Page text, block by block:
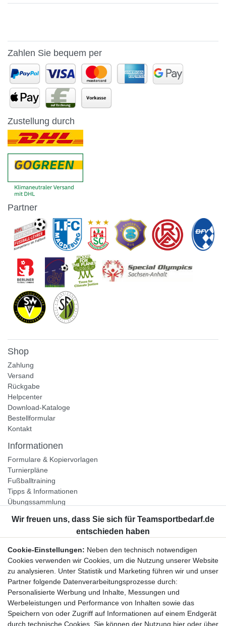
Zahlen Sie bequem per
Zustellung durch
Partner
Shop
Zahlung
Versand
Rückgabe
Helpcenter
Download-Kataloge
Bestellformular
Kontakt
Informationen
Formulare & Kopiervorlagen
Turnierpläne
Fußballtraining
Tipps & Informationen
Übungssammlung
Unternehmen
Widerrufsrecht
Bestellung widerrufen
Datenschutzerklärung
AGB
Impressum
Cookie-Einstellungen: Neben den technisch notwendigen
Cookies verwenden wir Cookies, um die Nutzung unserer Website
zu analysieren. Unter Statistik und Marketing führen wir und unser
Partner folgende Datenverarbeitungsprozesse durch:
Personalisierte Werbung und Inhalte, Messungen und
Werbeleistungen und Performance von Inhalten sowie das
Speichern von oder Zugriff auf Informationen auf einem Endgerät
durch technische Cookies. Sie können der Nutzung hier oder über